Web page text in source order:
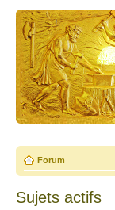
Forum
Sujets actifs